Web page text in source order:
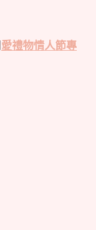
愛禮物情人節專